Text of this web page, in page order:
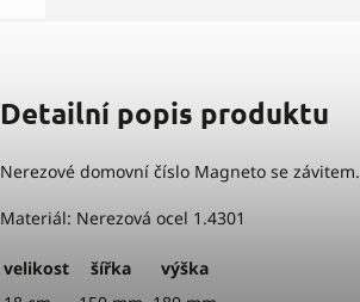
Detailní popis produktu
Nerezové domovní číslo Magneto se
Materiál: Nerezová ocel 1.4301
velikost šířka
výška